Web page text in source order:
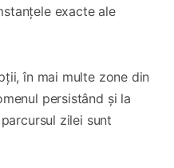
exacte ale
în mai multe zone din
persistând și la
zilei sunt